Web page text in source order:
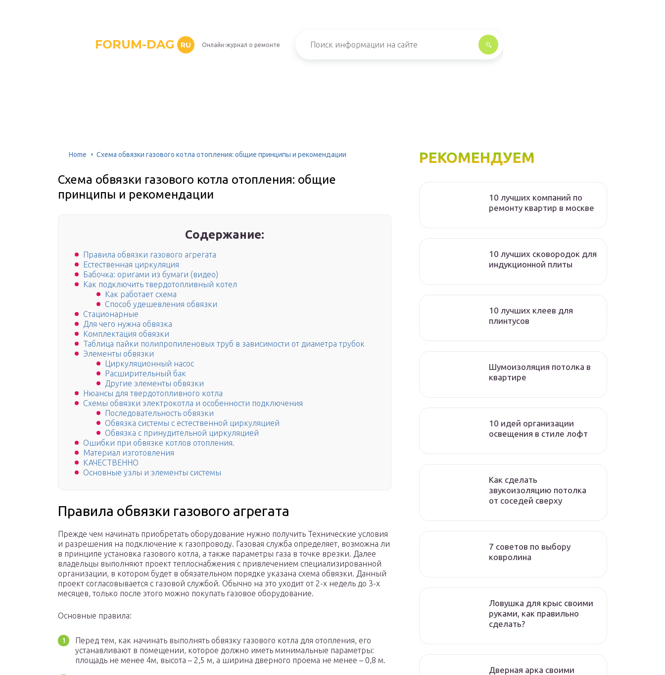
FORUM-DAG RU Онлайн-журнал о ремонте
Home Схема обвязки газового котла отопления: общие принципы и рекомендации
Схема обвязки газового котла отопления: общие
принципы и рекомендации
Содержание:
Правила обвязки газового агрегата
Естественная циркуляция
Бабочка: оригами из бумаги (видео)
Как подключить твердотопливный котел
Как работает схема
Способ удешевления обвязки
Стационарные
Для чего нужна обвязка
Комплектация обвязки
Таблица пайки полипропиленовых труб в зависимости от диаметра трубок
Элементы обвязки
Циркуляционный насос
Расширительный бак
Другие элементы обвязки
Нюансы для твердотопливного котла
Схемы обвязки электрокотла и особенности подключения
Последовательность обвязки
Обвязка системы с естественной циркуляцией
Обвязка с принудительной циркуляцией
Ошибки при обвязке котлов отопления.
Материал изготовления
КАЧЕСТВЕННО
Основные узлы и элементы системы
Правила обвязки газового агрегата
Прежде чем начинать приобретать оборудование нужно получить Технические условия
и разрешения на подключение к газопроводу. Газовая служба определяет, возможна ли
в принципе установка газового котла, а также параметры газа в точке врезки. Далее
владельцы выполняют проект теплоснабжения с привлечением специализированной
организации, в котором будет в обязательном порядке указана схема обвязки. Данный
проект согласовывается с газовой службой. Обычно на это уходит от 2-х недель до 3-х
месяцев, только после этого можно покупать газовое оборудование.
Основные правила:
Перед тем, как начинать выполнять обвязку газового котла для отопления, его
устанавливают в помещении, которое должно иметь минимальные параметры:
площадь не менее 4м, высота – 2,5 м, а ширина дверного проема не менее – 0,8 м.
РЕКОМЕНДУЕМ
10 лучших компаний по
ремонту квартир в москве
10 лучших сковородок для
индукционной плиты
10 лучших клеев для
плинтусов
Шумоизоляция потолка в
квартире
10 идей организации
освещения в стиле лофт
Как сделать
звукоизоляцию потолка
от соседей сверху
7 советов по выбору
ковролина
Ловушка для крыс своими
руками, как правильно
сделать?
Дверная арка своими